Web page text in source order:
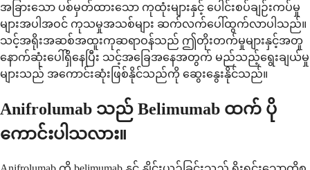
အခြားသော ပစ်မှတ်ထားသော ကုထုံးများနှင့် ပေါင်းစပ်ချဉ်းကပ်မှု
များအပါအဝင် ကုသမှုအသစ်များ ဆက်လက်ပေါ်ထွက်လာပါသည်။
သင့်အရိုးအဆစ်အထူးကုဆရာဝန်သည် ဤတိုးတက်မှုများနှင့်အတူ
နောက်ဆုံးပေါ်ရှိနေပြီး သင့်အခြေအနေအတွက် မည်သည့်ရွေးချယ်မှု
များသည် အကောင်းဆုံးဖြစ်နိုင်သည်ကို ဆွေးနွေးနိုင်သည်။
Anifrolumab သည် Belimumab ထက် ပို
ကောင်းပါသလား။